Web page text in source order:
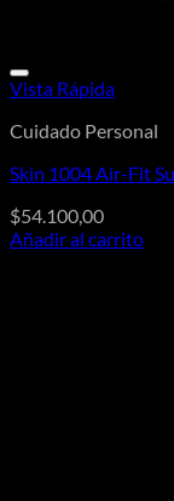
Vista Rápida
Cuidado Personal
Skin 1004 Air-Fit
$54.100,00
Añadir al carrito